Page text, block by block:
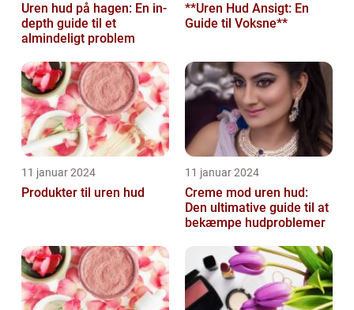
Uren hud på hagen: En in-
depth guide til et
almindeligt problem
**Uren Hud Ansigt: En
Guide til Voksne**
11 januar 2024
Produkter til uren hud
11 januar 2024
Creme mod uren hud:
Den ultimative guide til at
bekæmpe hudproblemer